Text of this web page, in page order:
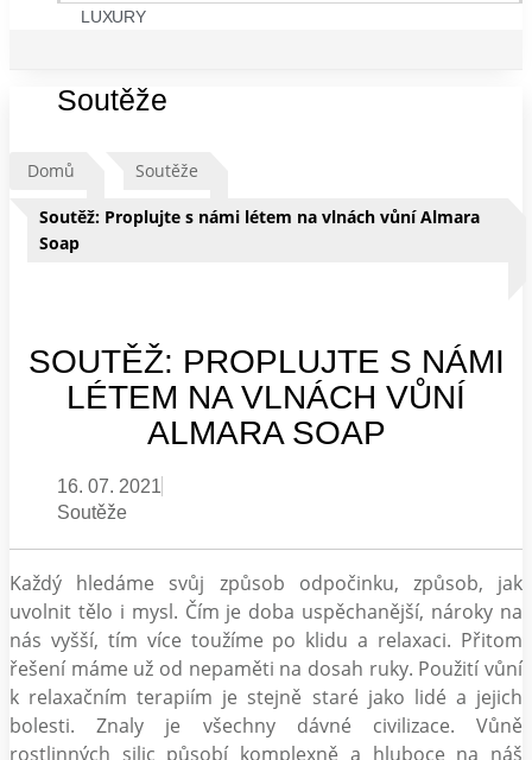
LUXURY
Soutěže
Domů Soutěže
Soutěž: Proplujte s námi létem na vlnách vůní Almara
Soap
SOUTĚŽ: PROPLUJTE S NÁMI
LÉTEM NA VLNÁCH VŮNÍ
ALMARA SOAP
16. 07. 2021
Soutěže
Každý hledáme svůj způsob odpočinku, způsob, jak
uvolnit tělo i mysl. Čím je doba uspěchanější, nároky na
nás vyšší, tím více toužíme po klidu a relaxaci. Přitom
řešení máme už od nepaměti na dosah ruky. Použití vůní
k relaxačním terapiím je stejně staré jako lidé a jejich
bolesti. Znaly je všechny dávné civilizace. Vůně
rostlinných silic působí komplexně a hluboce na náš